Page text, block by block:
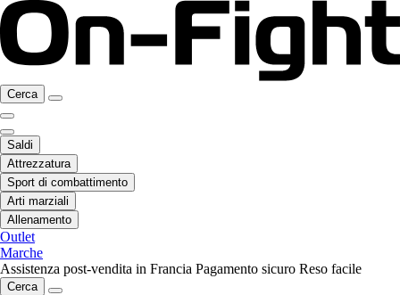
Cerca
Saldi
Attrezzatura
Sport di combattimento
Arti marziali
Allenamento
Outlet
Marche
Assistenza post-vendita in Francia Pagamento sicuro Reso facile
Cerca